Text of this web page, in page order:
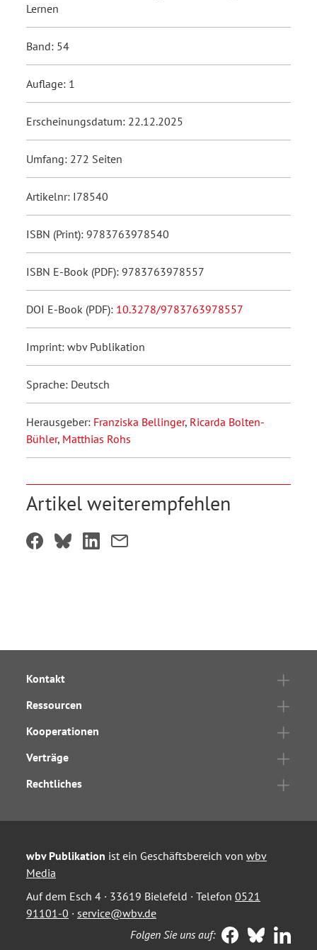
Lernen
Band: 54
Auflage: 1
Erscheinungsdatum: 22.12.2025
Umfang: 272 Seiten
Artikelnr: I78540
ISBN (Print): 9783763978540
ISBN E-Book (PDF): 9783763978557
DOI E-Book (PDF): 10.3278/9783763978557
Imprint: wbv Publikation
Sprache: Deutsch
Herausgeber: Franziska Bellinger, Ricarda Bolten-
Bühler, Matthias Rohs
Artikel weiterempfehlen
Kontakt
Ressourcen
Kooperationen
Verträge
Rechtliches
wbv Publikation ist ein Geschäftsbereich von wbv
Media
Auf dem Esch 4 · 33619 Bielefeld · Telefon 0521
91101-0 · service@wbv.de
Folgen Sie uns auf: